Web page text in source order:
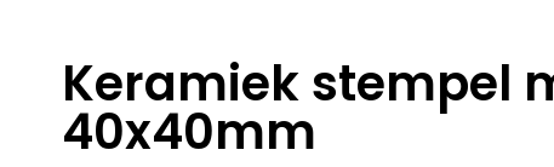
Keramiek stempel
40x40mm